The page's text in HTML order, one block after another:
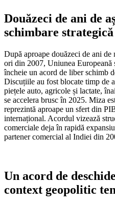
Douăzeci de ani de
schimbare strategică
După aproape douăzeci de ani
ori din 2007, Uniunea Europeană
încheie un acord de liber schimb
Discuțiile au fost blocate timp de
piețele auto, agricole și lactate,
se accelera brusc în 2025. Miza
reprezintă aproape un sfert din
internațional. Acordul vizează
comerciale deja în rapidă
partener comercial al Indiei din
Un acord de
context geopolitic